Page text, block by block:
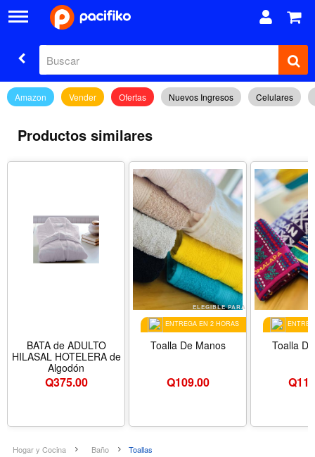
Amazon Vender Ofertas Nuevos Ingresos Celulares
Productos similares
BATA de ADULTO
HILASAL HOTELERA de
Algodón
Q375.00
ELEGIBLE PARA
ENTREGA EN 2 HORAS
Toalla De Manos
Q109.00
Toalla
Q
Hogar y Cocina Baño Toallas